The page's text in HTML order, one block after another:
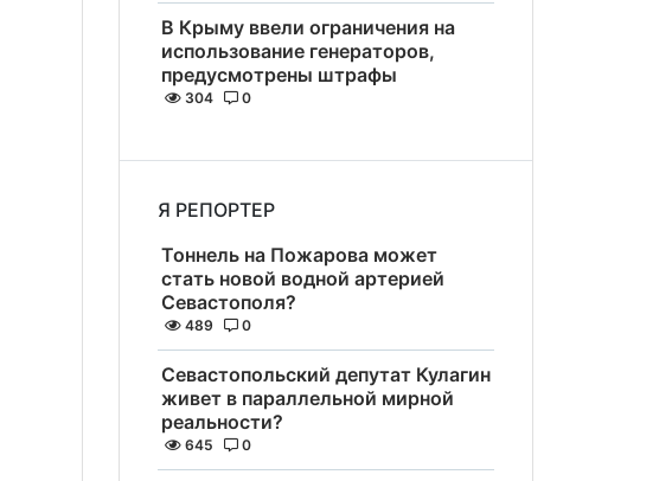
В Крыму ввели ограничения на
использование генераторов,
предусмотрены штрафы
304 0
Я РЕПОРТЕР
Тоннель на Пожарова может
стать новой водной артерией
Севастополя?
489 0
Севастопольский депутат Кулагин
живет в параллельной мирной
реальности?
645 0